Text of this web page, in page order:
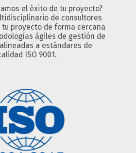
el éxito de tu proyecto?
de consultores
tu proyecto de forma cercana
ágiles de gestión de
a estándares de
ISO 9001.